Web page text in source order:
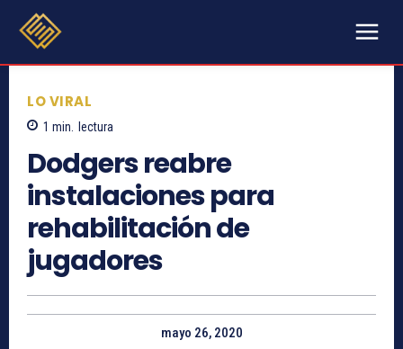
LO VIRAL
1 min. lectura
Dodgers reabre
instalaciones para
rehabilitación de
jugadores
mayo 26, 2020